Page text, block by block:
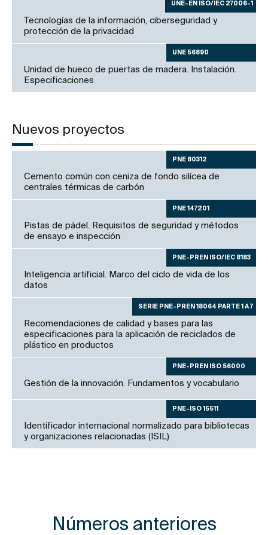
UNE-EN ISO/IEC 27006-1
Tecnologías de la información, ciberseguridad y
protección de la privacidad
UNE 56890
Unidad de hueco de puertas de madera. Instalación.
Especificaciones
Nuevos proyectos
PNE 80312
Cemento común con ceniza de fondo silícea de
centrales térmicas de carbón
PNE 147201
Pistas de pádel. Requisitos de seguridad y métodos
de ensayo e inspección
PNE-PREN ISO/IEC 8183
Inteligencia artificial. Marco del ciclo de vida de los
datos
SERIE PNE-PREN 18064 PARTE 1 A 7
Recomendaciones de calidad y bases para las
especificaciones para la aplicación de reciclados de
plástico en productos
PNE-PREN ISO 56000
Gestión de la innovación. Fundamentos y vocabulario
PNE-ISO 15511
Identificador internacional normalizado para bibliotecas
y organizaciones relacionadas (ISIL)
Números anteriores